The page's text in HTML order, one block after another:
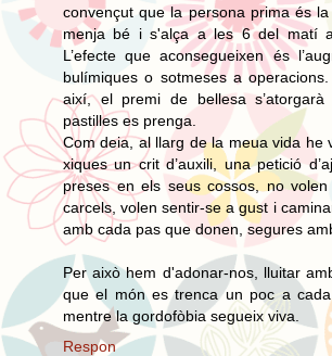
convençut que la persona prima és
menja bé i s'alça a les 6 del matí
L’efecte que aconsegueixen és
bulímiques o sotmeses a
així, el premi de bellesa
pastilles es prenga.
Com deia, al llarg de la meua vida he
xiques un crit d’auxili, una petició
preses en els seus cossos, no
carcels, volen sentir-se a gust i
amb cada pas que donen, segures
Per això hem d'adonar-nos, lluitar
que el món es trenca un poc a
mentre la gordofòbia segueix viva.
Respon